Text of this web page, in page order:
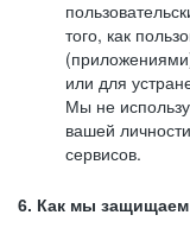
того, как
или для
Мы не
вашей
сервисов.
6. Как мы